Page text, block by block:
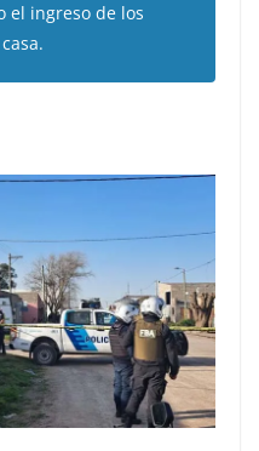
el ingreso de los